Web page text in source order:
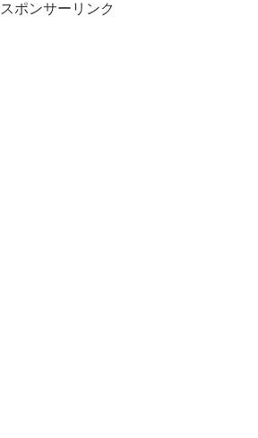
スポンサーリンク